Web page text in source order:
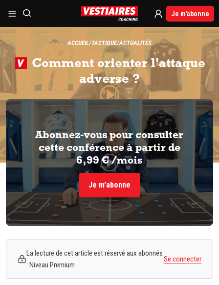
Je m'abonne
ACCUEIL TACTIQUE ACTUALITÉS
Comment orienter l'attaque
adverse ?
Abonnez-vous pour consulter
cette conférence à partir de
6,99 € /mois
Je m'abonne
La lecture de cet article est réservé aux abonnés
: Niveau Premium
Se connecter